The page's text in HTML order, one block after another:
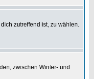
zutreffend ist, zu wählen.
zwischen Winter- und